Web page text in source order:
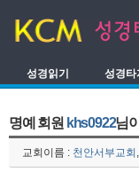
성경읽기 성경타
명예 회원 khs0922님
교회이름 : 천안서부교회